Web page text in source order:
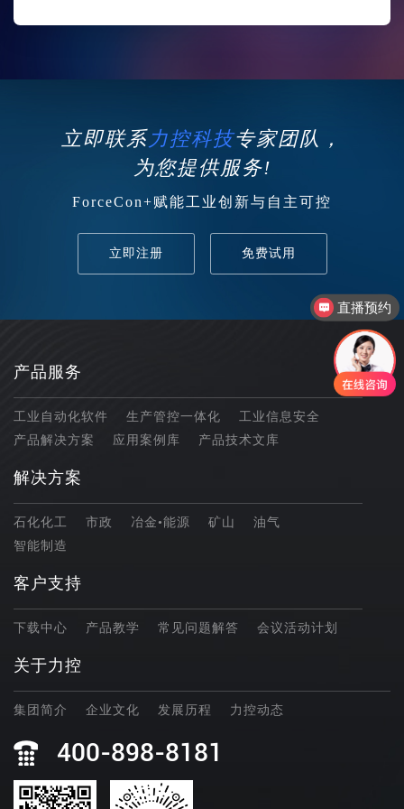
立即联系力控科技专家团队，
为您提供服务!
ForceCon+赋能工业创新与自主可控
立即注册 免费试用
产品服务
工业自动化软件 生产管控一体化
工业信息安全
产品解决方案
应用案例库 产品技术文库
解决方案
石化化工 市政 冶金•能源 矿山
油气
智能制造
客户支持
下载中心 产品教学 常见问题解答 会议活动计划
关于力控
集团简介 企业文化 发展历程 力控动态
400-898-8181
直播预约
产品售后服务